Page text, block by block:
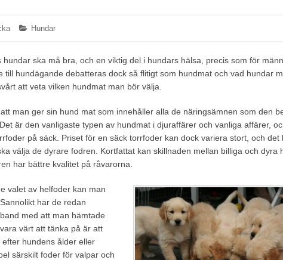
Categories:
Hundar
ska må bra, och en viktig del i hundars hälsa, precis som för
till hundägande debatteras dock så flitigt som hundmat och vad hundar
att veta vilken hundmat man bör välja.
man ger sin hund mat som innehåller alla de näringsämnen som den
är den vanligaste typen av hundmat i djuraffärer och vanliga affärer,
på säck. Priset för en säck torrfoder kan dock variera stort, och det
välja de dyrare fodren. Kortfattat kan skillnaden mellan billiga och dyra
har bättre kvalitet på råvarorna.
valet av helfoder kan man
har de redan
med att man hämtade
värt att tänka på är att
hundens ålder eller
särskilt foder för valpar och